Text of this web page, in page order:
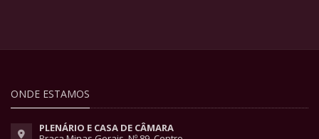
ONDE ESTAMOS
PLENÁRIO E CASA DE CÂMARA